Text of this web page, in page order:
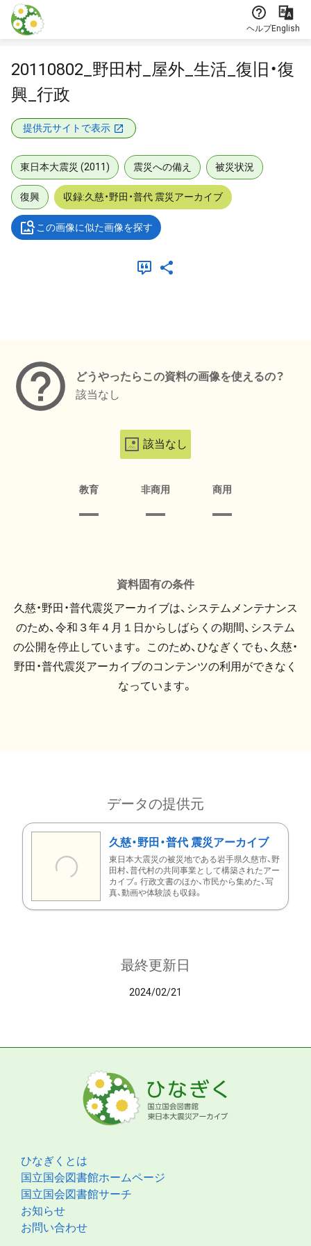
本文に飛ぶ
ヘルプEnglish
20110802_野田村_屋外_生活_復旧・復
興_行政
提供元サイトで表示
東日本大震災 (2011) 震災への備え 被災状況
復興 収録:久慈・野田・普代 震災アーカイブ
この画像に似た画像を探す
どうやったらこの資料の画像を使えるの？
該当なし
該当なし
教育 非商用 商用
資料固有の条件
久慈・野田・普代震災アーカイブは、システムメンテナンス
のため、令和３年４月１日からしばらくの期間、システム
の公開を停止しています。 このため、ひなぎくでも、久慈・
野田・普代震災アーカイブのコンテンツの利用ができなく
なっています。
データの提供元
久慈・野田・普代 震災アーカイブ
東日本大震災の被災地である岩手県久慈市、野
田村、普代村の共同事業として構築されたアー
カイブ。行政文書のほか、市民から集めた、写
真、動画や体験談も収録。
最終更新日
2024/02/21
ひなぎくとは
国立国会図書館ホームページ
国立国会図書館サーチ
お知らせ
お問い合わせ